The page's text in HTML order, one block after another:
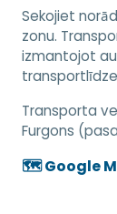
Sekojiet
zonu.
izmantojot
Transporta
Furgons
🗺️ Google